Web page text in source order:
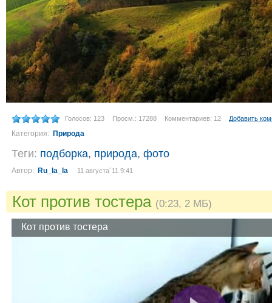
Голосов: 123 Просм.: 17288 Комментариев: 12 Добавить
Категория: Природа
Теги: подборка, природа, фото
Автор: Ru_la_la 11 августа´11 9:41
Кот против тостера (0:23, 2 МБ)
Кот против тостера